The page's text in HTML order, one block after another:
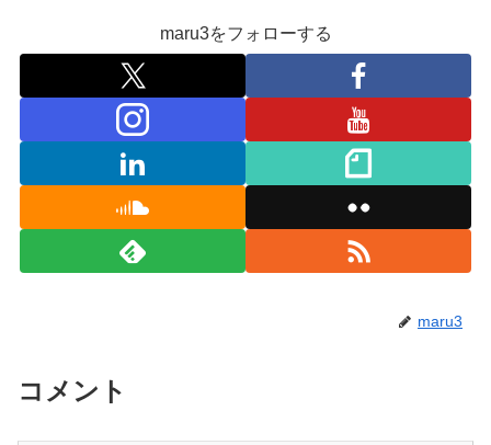
maru3をフォローする
maru3
コメント